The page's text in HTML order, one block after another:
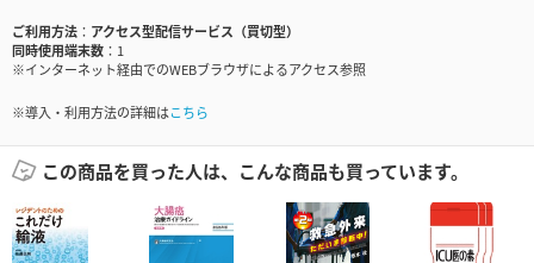
ご利用方法
アクセス型配信サービス（買切型）
同時使用端末数
1
※インターネット経由でのWEBブラウザによるアクセス参照
※導入・利用方法の詳細はこちら
この商品を買った人は、こんな商品も買っています。